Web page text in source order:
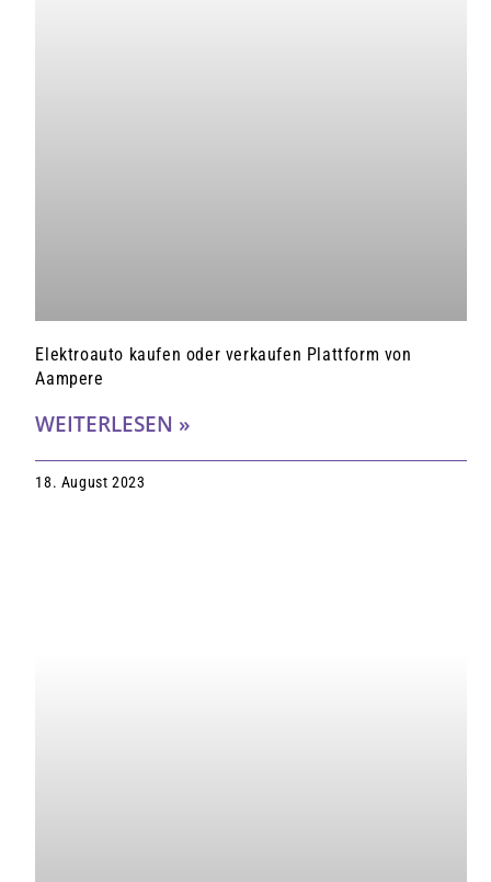
Elektroauto kaufen oder verkaufen Plattform von
Aampere
WEITERLESEN »
18. August 2023